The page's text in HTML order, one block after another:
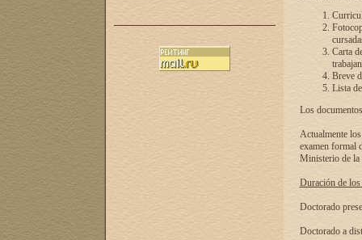
Carta
Breve
Lista
Los
Actualmente
examen formal
Ministerio de la
Duración de
Doctorado
Doctorado a